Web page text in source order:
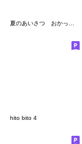
hito bito 4